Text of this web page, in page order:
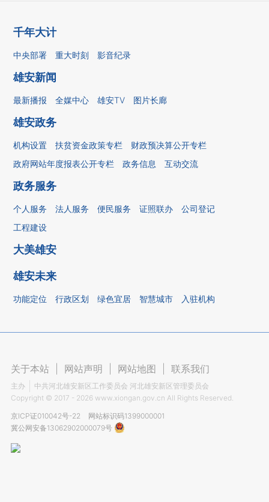
千年大计
中央部署 重大时刻 影音纪录
雄安新闻
最新播报 全媒中心 雄安TV 图片长廊
雄安政务
机构设置 扶贫资金政策专栏
财政预决算公开专栏
政府网站年度报表公开专栏
政务信息 互动交流
政务服务
个人服务 法人服务 便民服务 证照联办
公司登记
工程建设
大美雄安
雄安未来
功能定位 行政区划 绿色宜居 智慧城市 入驻机构
关于本站 网站声明 网站地图 联系我们
主办
中共河北雄安新区工作委员会 河北雄安新区管理委员会
Copyright © 2017 - 2026 www.xiongan.gov.cn All Rights Reserved.
京ICP证010042号-22
网站标识码1399000001
冀公网安备13062902000079号